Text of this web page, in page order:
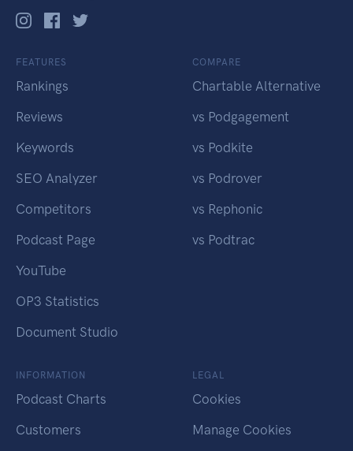
FEATURES
Rankings
Reviews
Keywords
SEO Analyzer
Competitors
Podcast Page
YouTube
OP3 Statistics
Document Studio
COMPARE
Chartable Alternative
vs Podgagement
vs Podkite
vs Podrover
vs Rephonic
vs Podtrac
INFORMATION
Podcast Charts
Customers
LEGAL
Cookies
Manage Cookies